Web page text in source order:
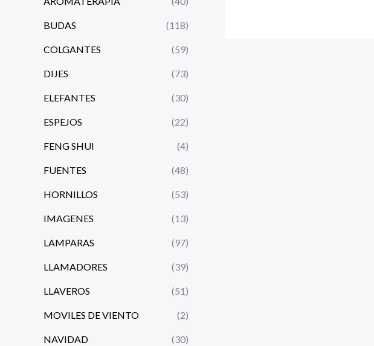
BUDAS (118)
COLGANTES (59)
DIJES (73)
ELEFANTES (30)
ESPEJOS (22)
FENG SHUI (4)
FUENTES (48)
HORNILLOS (53)
IMAGENES (13)
LAMPARAS (97)
LLAMADORES (39)
LLAVEROS (51)
MOVILES DE VIENTO (2)
NAVIDAD (30)